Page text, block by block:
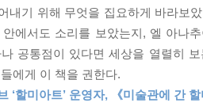
시에 담기는 현실의 감각이 그의
가 대표적이다. 칼로는 보기 위해
내면을 상징과 색채로 작품에 녹
술은 트라우마를 극복하기 위한 치
된 환각과 공황의 공포를 피하지 않
내기 위해 무엇을 집요하게 바라보
에서도 소리를 보았는지, 엘 아나
공통점이 있다면 세상을 열렬히
에게 이 책을 권한다.
‘할미아트’ 운영자, 《미술관에 간